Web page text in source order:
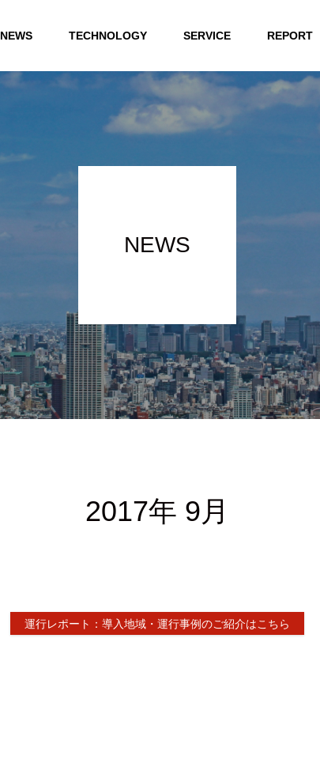
NEWS TECHNOLOGY SERVICE REPORT
NEWS
2017年 9月
運行レポート：導入地域・運行事例のご紹介はこちら